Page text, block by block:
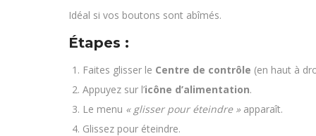
Idéal si vos boutons sont abîmés.
Étapes :
Faites glisser le Centre de contrôle (en haut à
Appuyez sur l’icône d’alimentation.
Le menu « glisser pour éteindre » apparaît.
Glissez pour éteindre.